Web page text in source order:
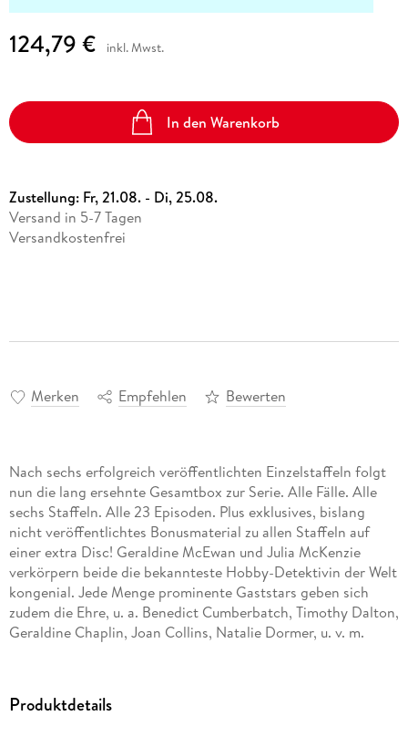
124,79 € inkl. Mwst.
In den Warenkorb
Zustellung: Fr, 21.08. - Di, 25.08.
Versand in 5-7 Tagen
Versandkostenfrei
Merken Empfehlen Bewerten
Nach sechs erfolgreich veröffentlichten Einzelstaffeln folgt
nun die lang ersehnte Gesamtbox zur Serie. Alle Fälle. Alle
sechs Staffeln. Alle 23 Episoden. Plus exklusives, bislang
nicht veröffentlichtes Bonusmaterial zu allen Staffeln auf
einer extra Disc! Geraldine McEwan und Julia McKenzie
verkörpern beide die bekannteste Hobby-Detektivin der Welt
kongenial. Jede Menge prominente Gaststars geben sich
zudem die Ehre, u. a. Benedict Cumberbatch, Timothy Dalton,
Geraldine Chaplin, Joan Collins, Natalie Dormer, u. v. m.
Inhaltsverzeichnis
- Erstmalige Veröffentlichung aller Extras (150 Min.) auf
Produktdetails